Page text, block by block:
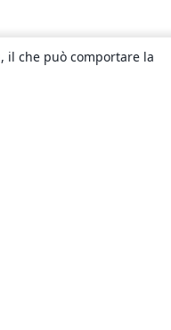
il che può comportare la